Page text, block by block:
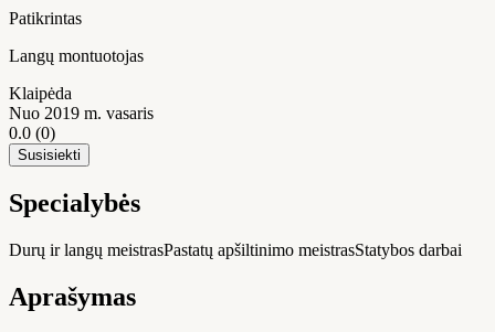
Patikrintas
Langų montuotojas
Klaipėda
Nuo 2019 m. vasaris
0.0 (0)
Susisiekti
Specialybės
Durų ir langų meistrasPastatų apšiltinimo meistrasStatybos darbai
Aprašymas